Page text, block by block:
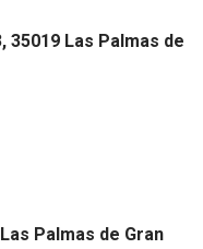
35019 Las Palmas de
Palmas de Gran